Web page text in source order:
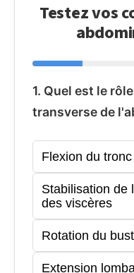
Testez vos
1. Quel est le
transverse de
Flexion du tronc
Stabilisation de
des viscères
Rotation du
Extension